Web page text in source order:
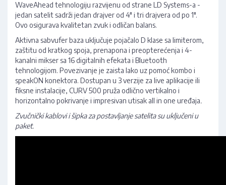
WaveAhead tehnologiju razvijenu od strane LD Systems-a -
jedan satelit sadrži jedan drajver od 4" i tri drajvera od po 1".
Ovo osigurava kvalitetan zvuk i odličan balans.
Aktivna sabvufer baza uključuje pojačalo D klase sa limiterom,
zaštitu od kratkog spoja, prenapona i preopterećenja i 4-
kanalni mikser sa 16 digitalnih efekata i Bluetooth
tehnologijom. Povezivanje je zaista lako uz pomoć kombo i
speakON konektora. Dostupan u 3 verzije za live aplikacije ili
fiksne instalacije, CURV 500 pruža odlično vertikalno i
horizontalno pokrivanje i impresivan utisak all in one uređaja.
Zvučnički kablovi i šipka za postavljanje satelita su uključeni u
paket.